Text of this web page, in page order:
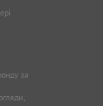
за